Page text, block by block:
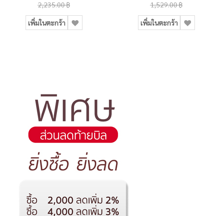
2,235.00 ฿
เพิ่มในตะกร้า
1,529.00 ฿
เพิ่มในตะกร้า